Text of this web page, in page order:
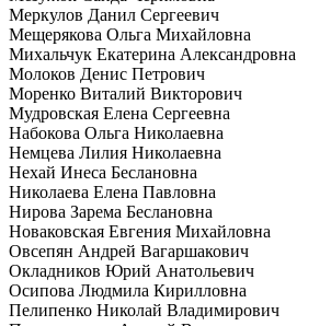
Меркулов Данил Сергеевич
Мещерякова Ольга Михайловна
Михальчук Екатерина Александровна
Молоков Денис Петрович
Моренко Виталий Викторович
Мудровская Елена Сергеевна
Набокова Ольга Николаевна
Немцева Лилия Николаевна
Нехай Инеса Беслановна
Николаева Елена Павловна
Нирова Зарема Беслановна
Новаковская Евгения Михайловна
Овсепян Андрей Вагаршакович
Окладников Юрий Анатольевич
Осипова Людмила Кирилловна
Пелипенко Николай Владимирович